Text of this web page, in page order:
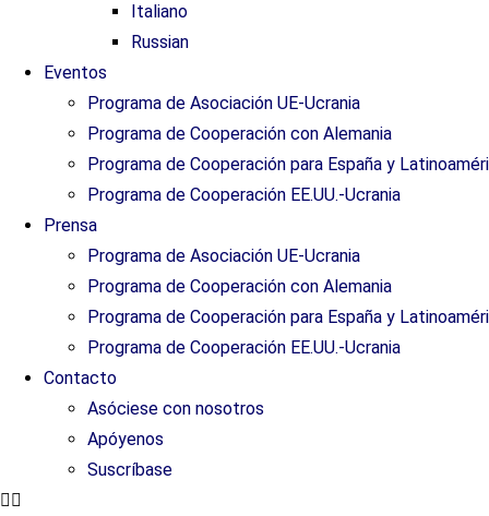
Italiano
Russian
Eventos
Programa de Asociación UE-Ucrania
Programa de Cooperación con Alemania
Programa de Cooperación para España y
Programa de Cooperación EE.UU.-Ucrania
Prensa
Programa de Asociación UE-Ucrania
Programa de Cooperación con Alemania
Programa de Cooperación para España y
Programa de Cooperación EE.UU.-Ucrania
Contacto
Asóciese con nosotros
Apóyenos
Suscríbase